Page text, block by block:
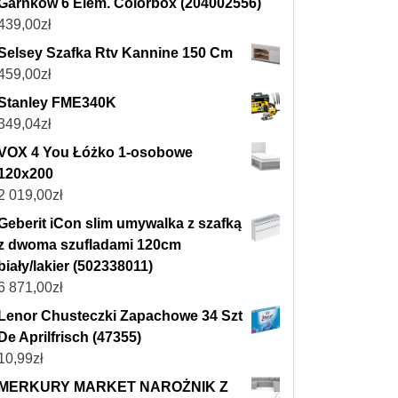
6 Elem. Colorbox (204002556)
zł
Szafka Rtv Kannine 150 Cm
zł
FME340K
zł
4 You Łóżko 1-osobowe
019,00zł
iCon slim umywalka z szafką
dwoma szufladami 120cm
biały/lakier (502338011)
871,00zł
Lenor Chusteczki Zapachowe 34 Szt
De Aprilfrisch (47355)
zł
MERKURY MARKET NAROŻNIK Z